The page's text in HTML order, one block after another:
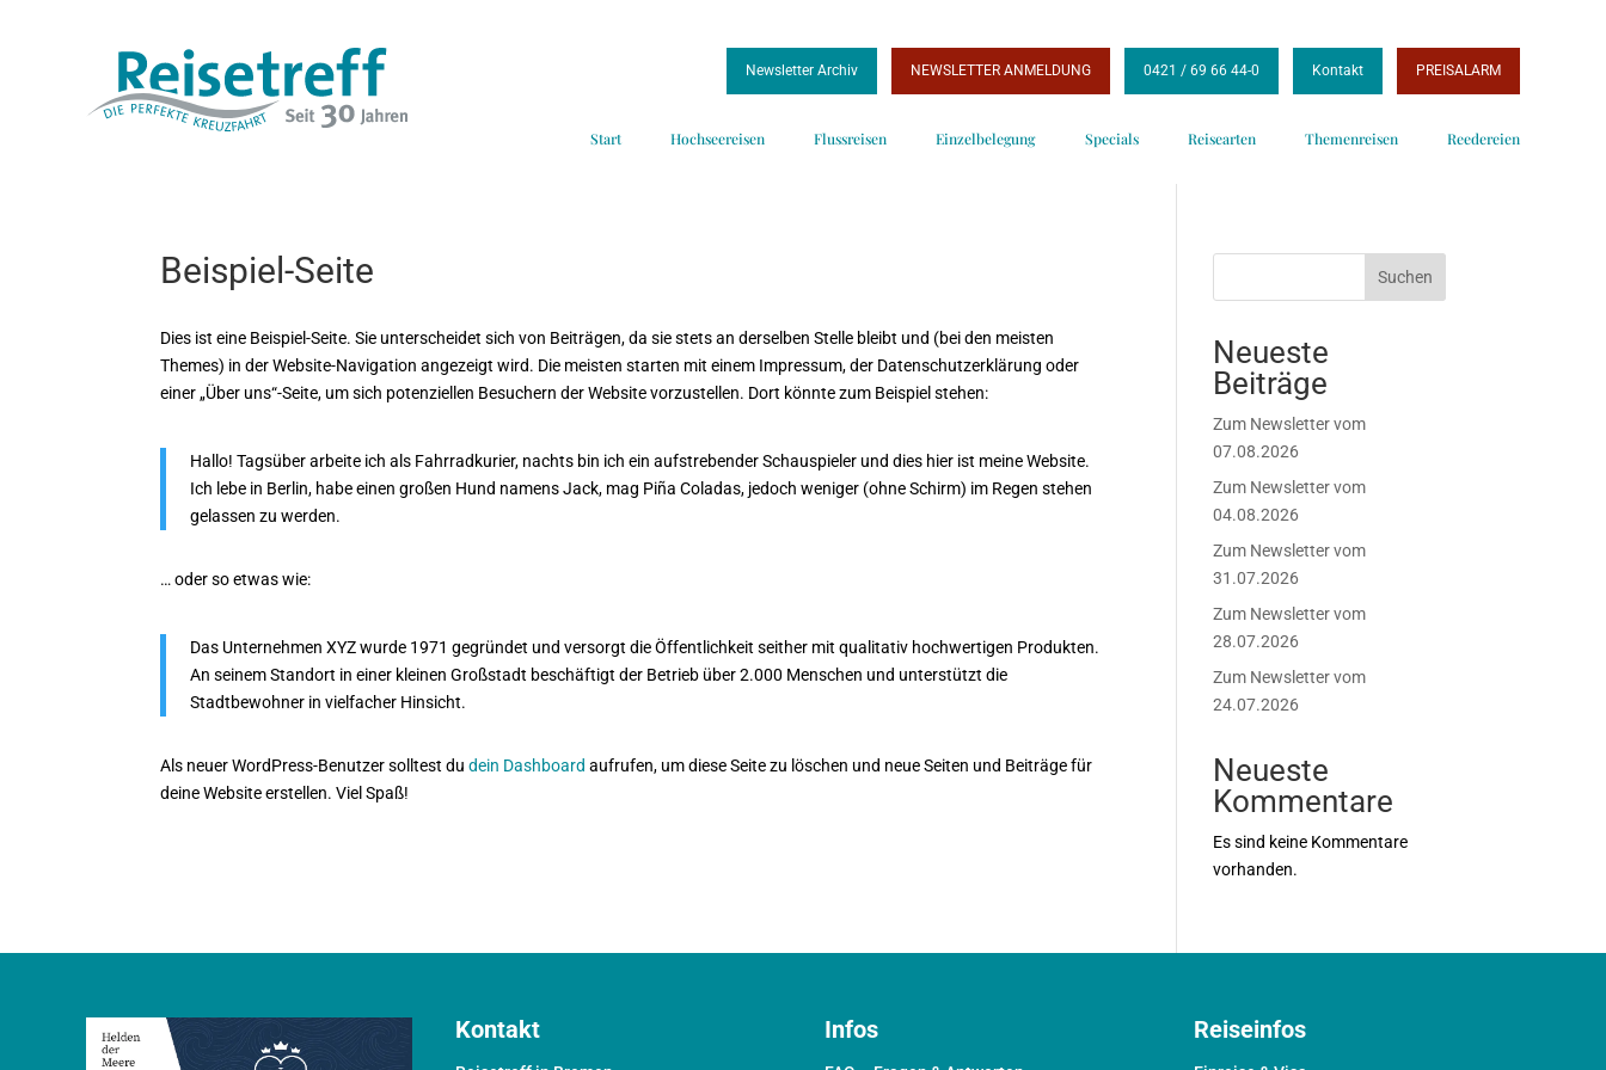
Newsletter Archiv NEWSLETTER ANMELDUNG 0421 / 69 66 44-0 Kontakt PREISALARM
Start Hochseereisen Flussreisen Einzelbelegung Specials Reisearten Themenreisen Reedereien
Beispiel-Seite
Dies ist eine Beispiel-Seite. Sie unterscheidet sich von Beiträgen, da sie stets an derselben Stelle bleibt und (bei den meisten
Themes) in der Website-Navigation angezeigt wird. Die meisten starten mit einem Impressum, der Datenschutzerklärung oder
einer „Über uns“-Seite, um sich potenziellen Besuchern der Website vorzustellen. Dort könnte zum Beispiel stehen:
Hallo! Tagsüber arbeite ich als Fahrradkurier, nachts bin ich ein aufstrebender Schauspieler und dies hier ist meine Website.
Ich lebe in Berlin, habe einen großen Hund namens Jack, mag Piña Coladas, jedoch weniger (ohne Schirm) im Regen stehen
gelassen zu werden.
… oder so etwas wie:
Das Unternehmen XYZ wurde 1971 gegründet und versorgt die Öffentlichkeit seither mit qualitativ hochwertigen Produkten.
An seinem Standort in einer kleinen Großstadt beschäftigt der Betrieb über 2.000 Menschen und unterstützt die
Stadtbewohner in vielfacher Hinsicht.
Als neuer WordPress-Benutzer solltest dudein Dashboard aufrufen, um diese Seite zu löschen und neue Seiten und Beiträge für
deine Website erstellen. Viel Spaß!
Suchen
Neueste
Beiträge
Zum Newsletter vom
07.08.2026
Zum Newsletter vom
04.08.2026
Zum Newsletter vom
31.07.2026
Zum Newsletter vom
28.07.2026
Zum Newsletter vom
24.07.2026
Neueste
Kommentare
Es sind keine Kommentare
vorhanden.
Kontakt Infos Reiseinfos